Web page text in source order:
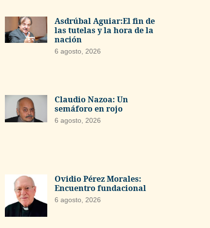
Asdrúbal Aguiar:El fin de
las tutelas y la hora de la
nación
6 agosto, 2026
Claudio Nazoa: Un
semáforo en rojo
6 agosto, 2026
Ovidio Pérez Morales:
Encuentro fundacional
6 agosto, 2026